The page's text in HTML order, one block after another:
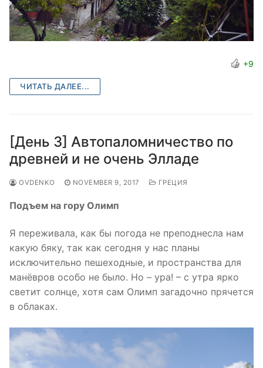
+9
ЧИТАТЬ ДАЛЕЕ...
[День 3] Автопаломничество по
древней и не очень Элладе
OVDENKO NOVEMBER 9, 2017 ГРЕЦИЯ
Подъем на гору Олимп
Я переживала, как бы погода не преподнесла нам
какую бяку, так как сегодня у нас планы
исключительно пешеходные, и пространства для
манёвров особо не было. Но – ура! – с утра ярко
светит солнце, хотя сам Олимп загадочно прячется
в облаках.